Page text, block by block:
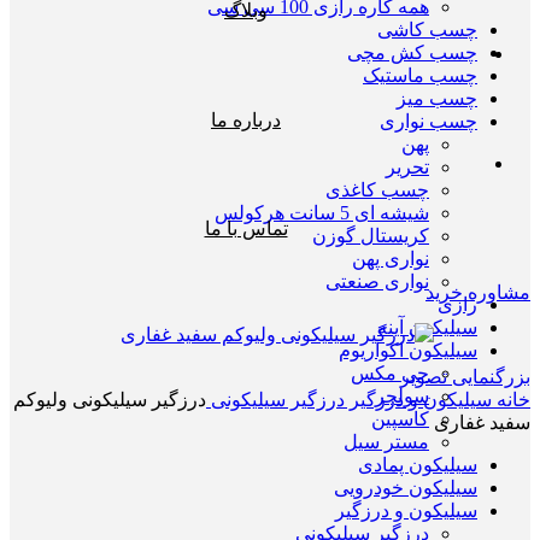
همه کاره رازی 100 سی سی
چسب کاشی
چسب کش مچی
چسب ماستیک
چسب میز
چسب نواری
پهن
تحریر
چسب کاغذی
شیشه ای 5 سانت هرکولس
کریستال گوزن
نواری پهن
نواری صنعتی
رازی
سیلیکون آینه
سیلیکون اکواریوم
جی مکس
سولجر
کاسپین
مستر سیل
سیلیکون پمادی
سیلیکون خودرویی
سیلیکون و درزگیر
درزگیر سیلیکونی
وبلاگ
درباره ما
تماس با ما
مشاوره خرید
بزرگنمایی تصویر
خانه سیلیکون و درزگیر درزگیر سیلیکونی درزگیر سیلیکونی ولیوکم
سفید غفاری